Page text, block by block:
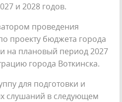
и 2028 годов.
проведения
проекту бюджета города
на плановый период 2027
города Воткинска.
для подготовки и
слушаний в следующем